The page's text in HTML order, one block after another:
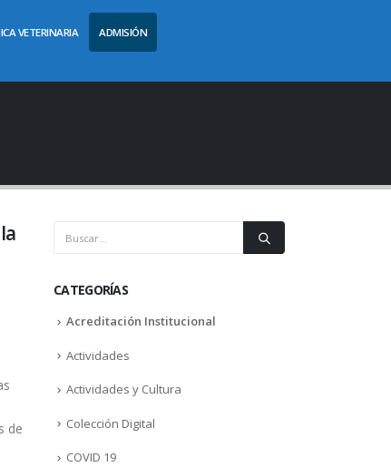
VETERINARIA ADMISIÓN
de
CATEGORÍAS
Acreditación Institucional
Actividades
Actividades y Cultura
Colección Digital
COVID 19